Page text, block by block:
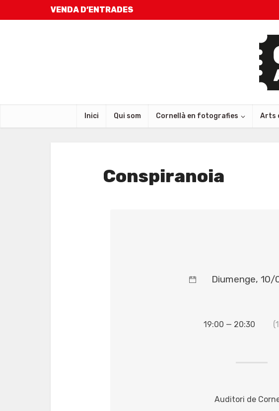
VENDA D’ENTRADES
Inici Qui som Cornellà en fotografies Arts
Conspiranoia
Diumenge,
19:00 — 20:30
Auditori de